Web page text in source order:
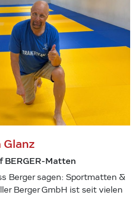
Glanz
BERGER-Matten
Berger sagen: Sportmatten &
Berger GmbH ist seit vielen